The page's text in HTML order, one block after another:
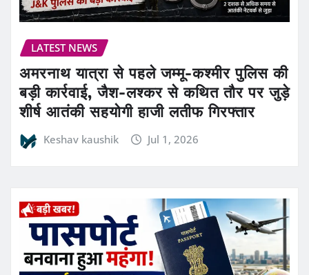
LATEST NEWS
अमरनाथ यात्रा से पहले जम्मू-कश्मीर पुलिस की
बड़ी कार्रवाई, जैश-लश्कर से कथित तौर पर जुड़े
शीर्ष आतंकी सहयोगी हाजी लतीफ गिरफ्तार
Keshav kaushik Jul 1, 2026